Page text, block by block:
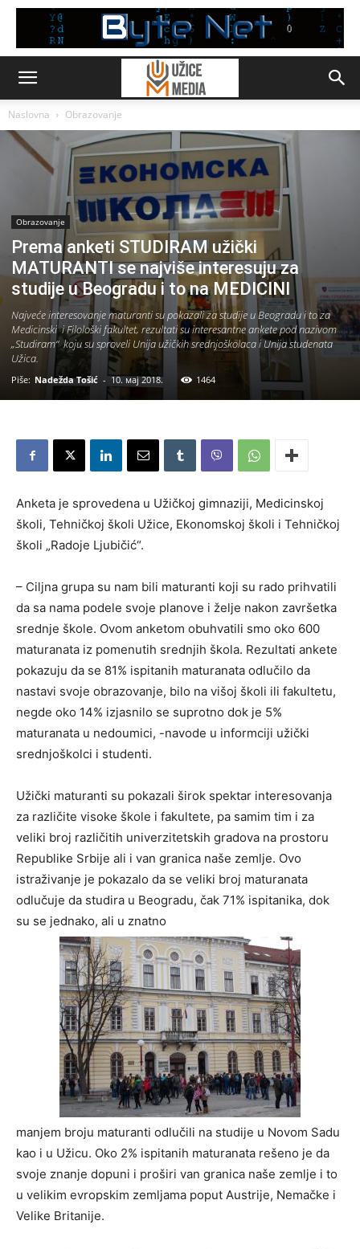
Naslovna Obrazovanje
Obrazovanje
Prema anketi STUDIRAM užički
MATURANTI se najviše interesuju za
studije u Beogradu i to na MEDICINI
Najveće interesovanje maturanti su pokazali za studije u Beogradu i to za
Medicinski i Filološki fakultet, rezultati su interesantne ankete pod nazivom
„Studiram“ koju su sproveli Unija užičkih srednjoškolaca i Unija studenata
Užica.
Piše: Nadežda Tošić - 10. мај 2018. 1464
Anketa je sprovedena u Užičkoj gimnaziji, Medicinskoj
školi, Tehničkoj školi Užice, Ekonomskoj školi i Tehničkoj
školi „Radoje Ljubičić“.
– Ciljna grupa su nam bili maturanti koji su rado prihvatili
da sa nama podele svoje planove i želje nakon završetka
srednje škole. Ovom anketom obuhvatili smo oko 600
maturanata iz pomenutih srednjih škola. Rezultati ankete
pokazuju da se 81% ispitanih maturanata odlučilo da
nastavi svoje obrazovanje, bilo na višoj školi ili fakultetu,
negde oko 14% izjasnilo se suprotno dok je 5%
maturanata u nedoumici, -navode u informciji užički
srednjoškolci i studenti.
Užički maturanti su pokazali širok spektar interesovanja
za različite visoke škole i fakultete, pa samim tim i za
veliki broj različitih univerzitetskih gradova na prostoru
Republike Srbije ali i van granica naše zemlje. Ovo
istraživanje je pokazalo da se veliki broj maturanata
odlučuje da studira u Beogradu, čak 71% ispitanika, dok
su se jednako, ali u znatno
manjem broju maturanti odlučili na studije u Novom Sadu
kao i u Užicu. Oko 2% ispitanih maturanata rešeno je da
svoje znanje dopuni i proširi van granica naše zemlje i to
u velikim evropskim zemljama poput Austrije, Nemačke i
Velike Britanije.